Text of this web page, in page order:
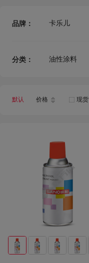
品牌： 卡乐儿
双虎
国产优品
吉人智漆
艺人
丰源浩业
分类： 油性涂料
默认 价格 现货